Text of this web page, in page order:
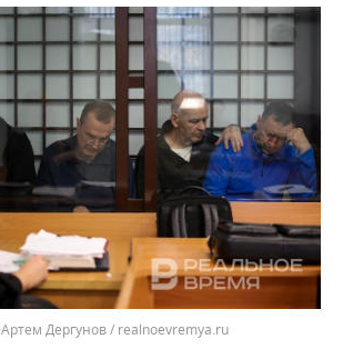
Артем Дергунов / realnoevremya.ru